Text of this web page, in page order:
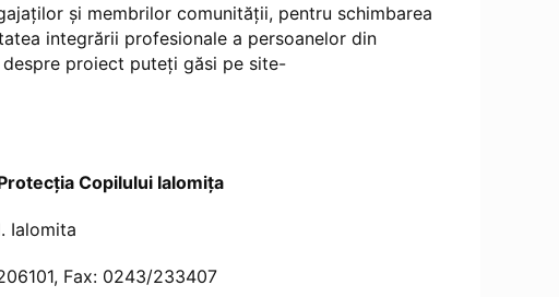
şi membrilor comunităţii, pentru schimbarea
integrării profesionale a persoanelor din
proiect puteţi găsi pe site-
Copilului Ialomiţa
Ialomita
Fax: 0243/233407